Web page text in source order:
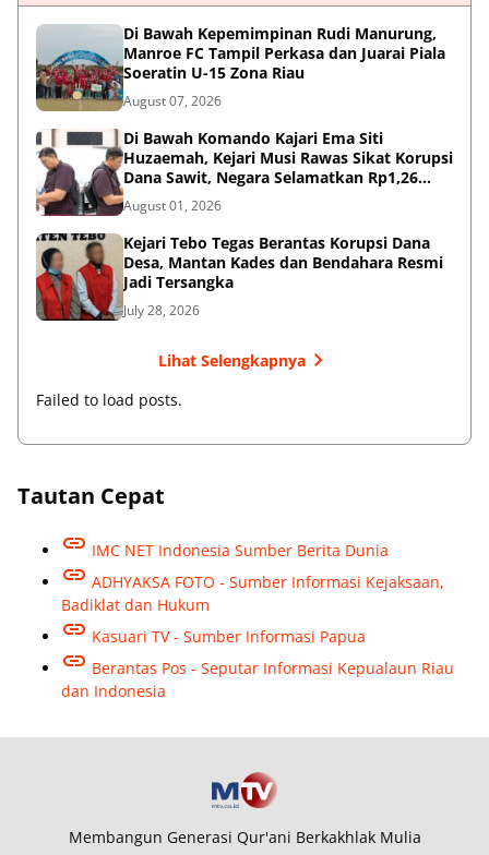
Di Bawah Kepemimpinan Rudi Manurung,
Manroe FC Tampil Perkasa dan Juarai Piala
Soeratin U-15 Zona Riau
August 07, 2026
Di Bawah Komando Kajari Ema Siti
Huzaemah, Kejari Musi Rawas Sikat Korupsi
Dana Sawit, Negara Selamatkan Rp1,26
Miliar
August 01, 2026
Kejari Tebo Tegas Berantas Korupsi Dana
Desa, Mantan Kades dan Bendahara Resmi
Jadi Tersangka
July 28, 2026
Lihat Selengkapnya
Failed to load posts.
Tautan Cepat
IMC NET Indonesia Sumber Berita Dunia
ADHYAKSA FOTO - Sumber Informasi Kejaksaan,
Badiklat dan Hukum
Kasuari TV - Sumber Informasi Papua
Berantas Pos - Seputar Informasi Kepualaun Riau
dan Indonesia
Membangun Generasi Qur'ani Berkakhlak Mulia